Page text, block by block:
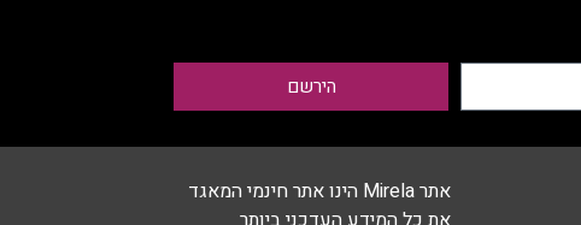
הירשם
אתר Mirela הינו אתר חינמי המאגד